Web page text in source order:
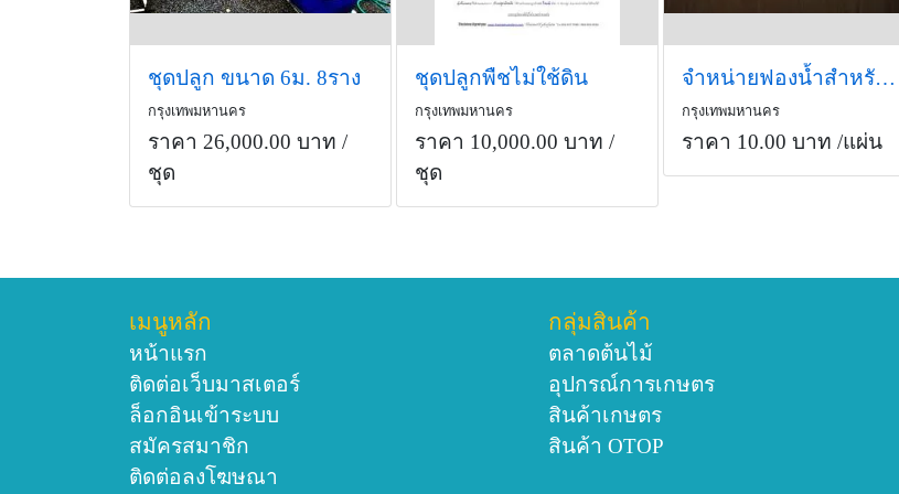
ชุดปลูก ขนาด 6ม. 8ราง
กรุงเทพมหานคร
ราคา 26,000.00 บาท /
ชุด
ชุดปลูกพืชไม่ใช้ดิน
กรุงเทพมหานคร
ราคา 10,000.00 บาท /
ชุด
จำหน่ายฟองน้ำสำหรับเพาะปลูก ฯลฯ
กรุงเทพมหานคร
ราคา 10.00 บาท /แผ่น
เมนูหลัก
หน้าแรก
ติดต่อเว็บมาสเตอร์
ล็อกอินเข้าระบบ
สมัครสมาชิก
ติดต่อลงโฆษณา
กลุ่มสินค้า
ตลาดต้นไม้
อุปกรณ์การเกษตร
สินค้าเกษตร
สินค้า OTOP